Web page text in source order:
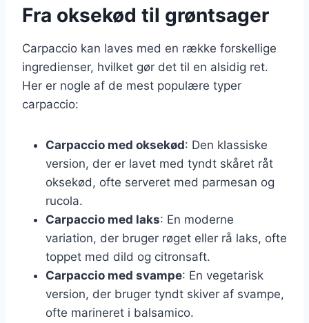
Fra oksekød til grøntsager
Carpaccio kan laves med en række forskellige
ingredienser, hvilket gør det til en alsidig ret.
Her er nogle af de mest populære typer
carpaccio:
Carpaccio med oksekød: Den klassiske
version, der er lavet med tyndt skåret råt
oksekød, ofte serveret med parmesan og
rucola.
Carpaccio med laks: En moderne
variation, der bruger røget eller rå laks, ofte
toppet med dild og citronsaft.
Carpaccio med svampe: En vegetarisk
version, der bruger tyndt skiver af svampe,
ofte marineret i balsamico.